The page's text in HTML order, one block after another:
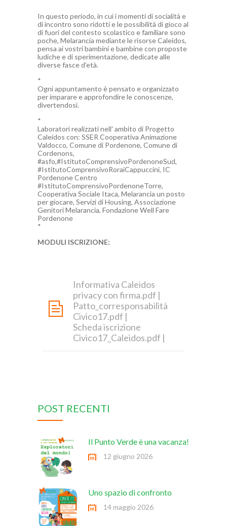
In questo periodo, in cui i momenti di socialità e
di incontro sono ridotti e le possibilità di gioco al
di fuori del contesto scolastico e familiare sono
poche, Melarancia mediante le risorse Caleidos,
pensa ai vostri bambini e bambine con proposte
ludiche e di sperimentazione, dedicate alle
diverse fasce d’età.
*
Ogni appuntamento è pensato e organizzato
per imparare e approfondire le conoscenze,
divertendosi.
*
Laboratori realizzati nell' ambito di Progetto
Caleidos con: SSER Cooperativa Animazione
Valdocco, Comune di Pordenone, Comune di
Cordenons,
#asfo,#IstitutoComprensivoPordenoneSud,
#IstitutoComprensivoRoraiCappuccini, IC
Pordenone Centro
#IstitutoComprensivoPordenoneTorre,
Cooperativa Sociale Itaca, Melarancia un posto
per giocare, Servizi di Housing, Associazione
Genitori Melarancia, Fondazione Well Fare
Pordenone
*
MODULI ISCRIZIONE:
Informativa Caleidos
privacy con firma.pdf |
Patto_corresponsabilità
Civico17.pdf |
Scheda iscrizione
Civico17_Caleidos.pdf |
POST RECENTI
Il Punto Verde è una vacanza!
12 giugno 2026
Uno spazio di confronto
14 maggio 2026